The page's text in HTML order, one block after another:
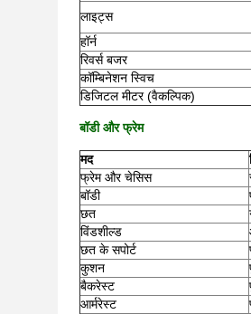
लाइट्स
हॉर्न
रिवर्स बजर
कॉम्बिनेशन स्विच
डिजिटल मीटर (वैकल्पिक)
बॉडी और फ्रेम
मद
फ्रेम और चेसिस
बॉडी
छत
विंडशील्ड
छत के सपोर्ट
कुशन
बैकरेस्ट
आर्मरेस्ट